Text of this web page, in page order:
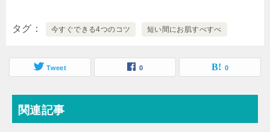
タグ 今すぐできる4つのコツ 短い間にお肌すべすべ
Tweet 0 0
関連記事